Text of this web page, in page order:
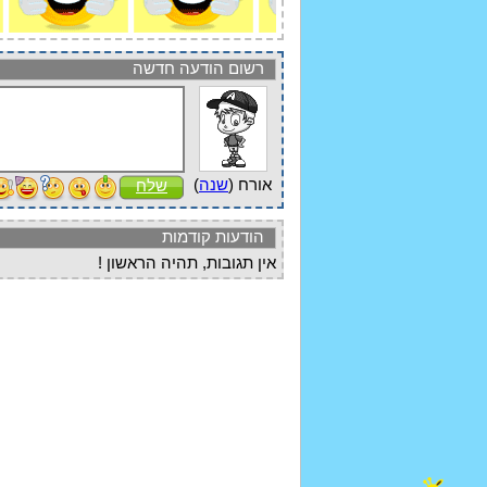
רשום הודעה חדשה
אורח (שנה) שלח
הודעות קודמות
אין תגובות, תהיה הראשון !